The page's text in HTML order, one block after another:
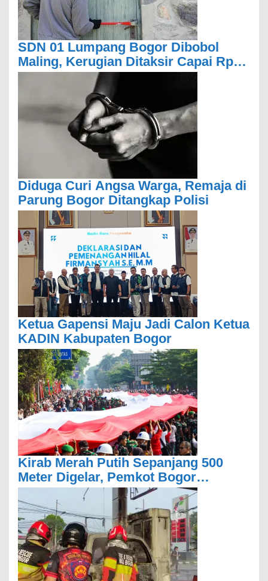
SDN 01 Lumpang Bogor Dibobol
Maling, Kerugian Ditaksir Capai Rp70
Juta
Diduga Curi Angsa Warga, Remaja di
Parung Bogor Ditangkap Polisi
Ketua Gapensi Maju Jadi Calon Ketua
KADIN Kabupaten Bogor
Kirab Merah Putih Sepanjang 500
Meter Digelar, Pemkot Bogor
Libatkan Masyarakat